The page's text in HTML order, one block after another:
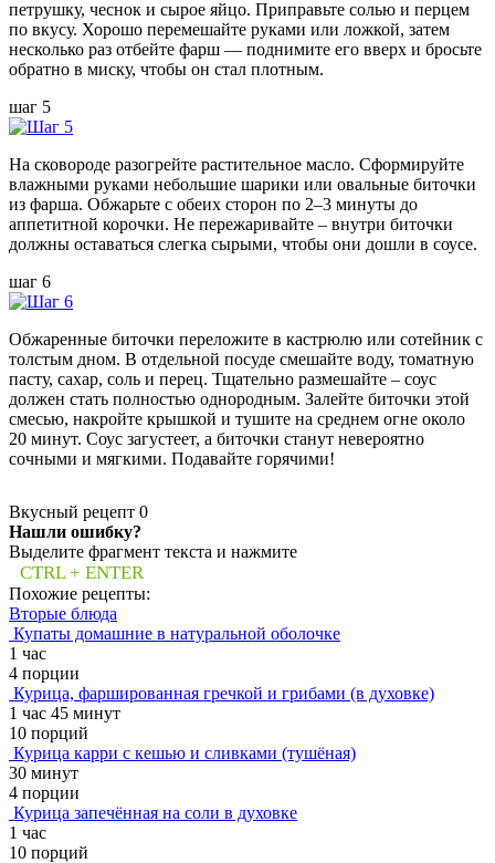
петрушку, чеснок и сырое яйцо. Приправьте солью и перцем
по вкусу. Хорошо перемешайте руками или ложкой, затем
несколько раз отбейте фарш — поднимите его вверх и бросьте
обратно в миску, чтобы он стал плотным.
шаг 5
На сковороде разогрейте растительное масло. Сформируйте
влажными руками небольшие шарики или овальные биточки
из фарша. Обжарьте с обеих сторон по 2–3 минуты до
аппетитной корочки. Не пережаривайте – внутри биточки
должны оставаться слегка сырыми, чтобы они дошли в соусе.
шаг 6
Обжаренные биточки переложите в кастрюлю или сотейник с
толстым дном. В отдельной посуде смешайте воду, томатную
пасту, сахар, соль и перец. Тщательно размешайте – соус
должен стать полностью однородным. Залейте биточки этой
смесью, накройте крышкой и тушите на среднем огне около
20 минут. Соус загустеет, а биточки станут невероятно
сочными и мягкими. Подавайте горячими!
Вкусный рецепт 0
Нашли ошибку?
Выделите фрагмент текста и нажмите
CTRL + ENTER
Похожие рецепты:
Вторые блюда
Купаты домашние в натуральной оболочке
1 час
4 порции
Курица, фаршированная гречкой и грибами (в духовке)
1 час 45 минут
10 порций
Курица карри с кешью и сливками (тушёная)
30 минут
4 порции
Курица запечённая на соли в духовке
1 час
10 порций